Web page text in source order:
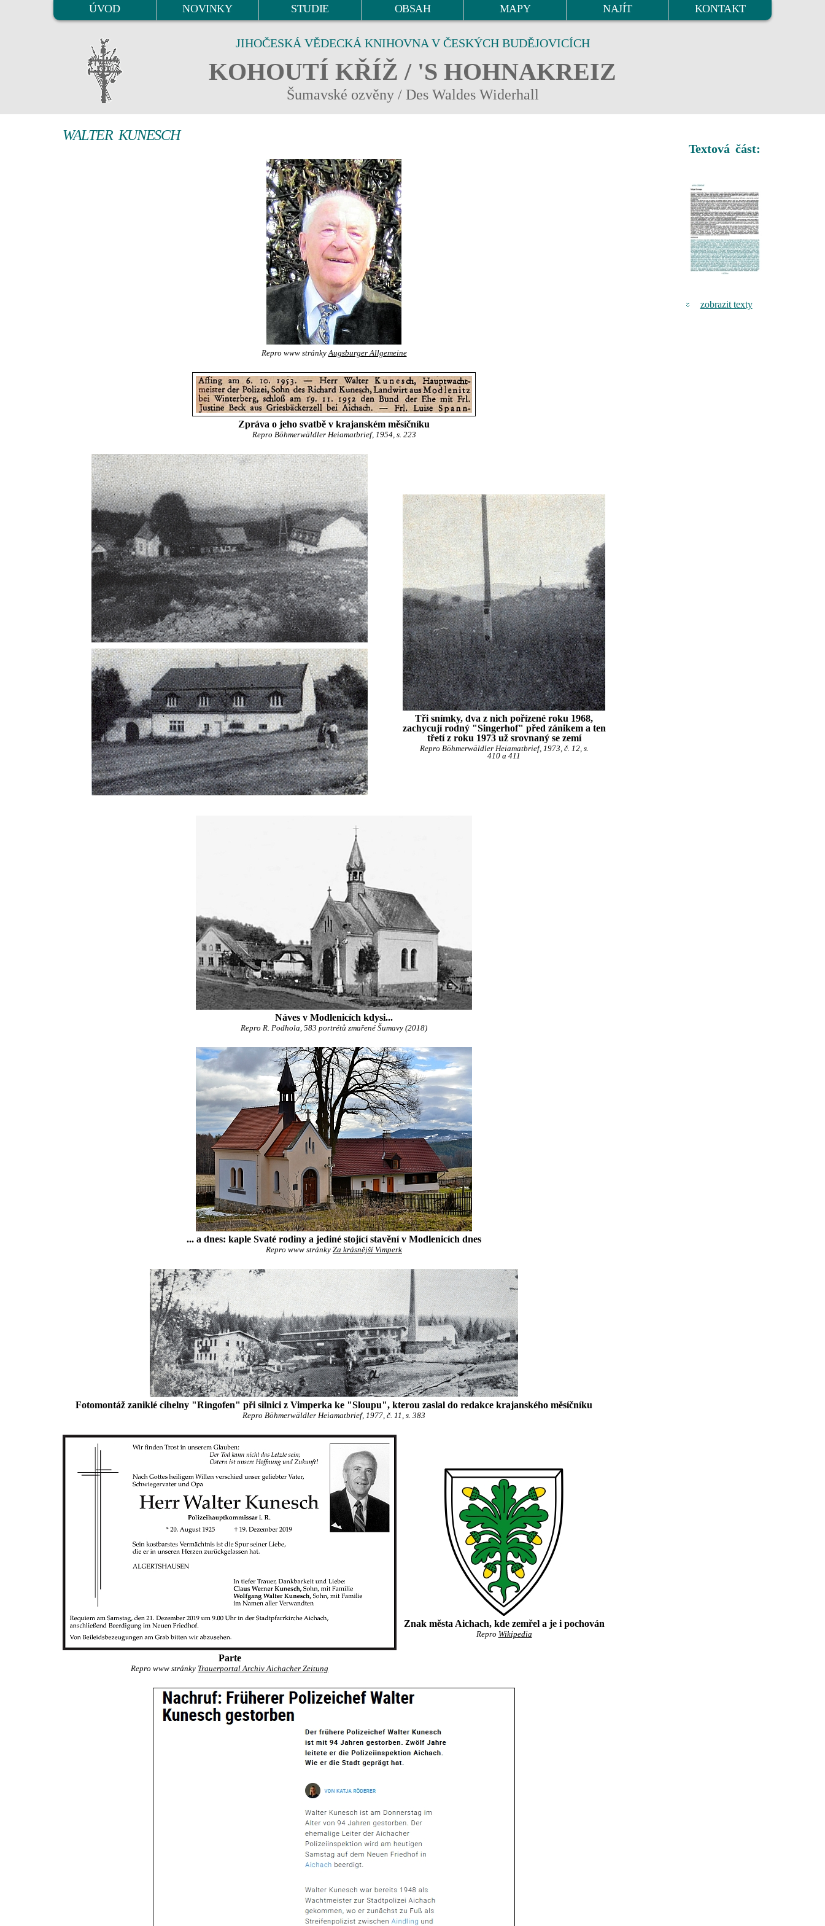
ÚVOD NOVINKY STUDIE OBSAH MAPY NAJÍT KONTAKT
JIHOČESKÁ VĚDECKÁ KNIHOVNA V ČESKÝCH BUDĚJOVICÍCH
KOHOUTÍ KŘÍŽ / 'S HOHNAKREIZ
Šumavské ozvěny / Des Waldes Widerhall
WALTER KUNESCH
Repro www stránkyAugsburger Allgemeine
Zpráva o jeho svatbě v krajanském měsíčníku
Repro Böhmerwäldler Heiamatbrief, 1954, s. 223
Tři snímky, dva z nich pořízené roku 1968,
zachycují rodný "Singerhof" před zánikem a ten
třetí z roku 1973 už srovnaný se zemí
Repro Böhmerwäldler Heiamatbrief, 1973, č. 12, s.
410 a 411
Náves v Modlenicích kdysi...
Repro R. Podhola, 583 portrétů zmařené Šumavy (2018)
... a dnes: kaple Svaté rodiny a jediné stojící stavění v Modlenicích dnes
Repro www stránky Za krásnější Vimperk
Fotomontáž zaniklé cihelny "Ringofen" při silnici z Vimperka ke "Sloupu", kterou zaslal do redakce krajanského měsíčníku
Repro Böhmerwäldler Heiamatbrief, 1977, č. 11, s. 383
Parte
Repro www stránky Trauerportal Archiv Aichacher Zeitung
Znak města Aichach, kde zemřel a je i pochován
Repro Wikipedia
Textová část:
zobrazit texty